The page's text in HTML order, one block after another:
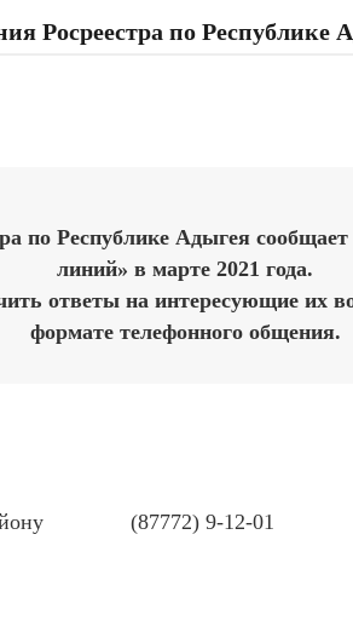
Росреестра по Республике
по Республике Адыгея
линий» в марте 2021 года.
ответы на интересующие их
формате телефонного общения.
(87772) 9-12-01